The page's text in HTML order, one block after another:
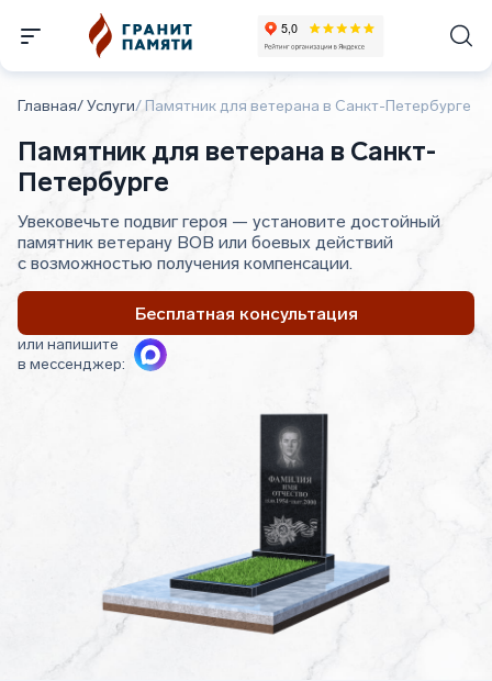
Главная/Услуги/Памятник для ветерана в Санкт-Петербурге
Памятник для ветерана в Санкт-
Петербурге
Увековечьте подвиг героя — установите достойный
памятник ветерану ВОВ или боевых действий
с возможностью получения компенсации.
Бесплатная консультация
или напишите
в мессенджер: